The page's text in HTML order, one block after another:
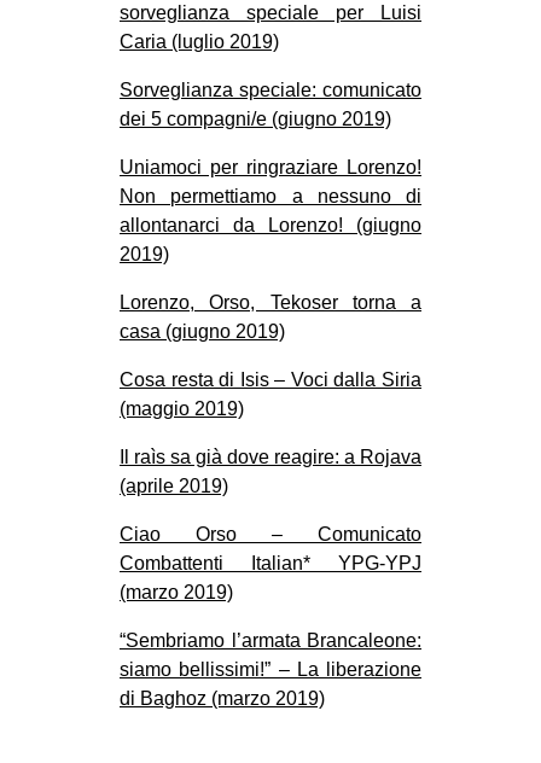
sorveglianza speciale per Luisi
Caria (luglio 2019)
Sorveglianza speciale: comunicato
dei 5 compagni/e (giugno 2019)
Uniamoci per ringraziare Lorenzo!
Non permettiamo a nessuno di
allontanarci da Lorenzo! (giugno
2019)
Lorenzo, Orso, Tekoser torna a
casa (giugno 2019)
Cosa resta di Isis – Voci dalla Siria
(maggio 2019)
Il raìs sa già dove reagire: a Rojava
(aprile 2019)
Ciao Orso – Comunicato
Combattenti Italian* YPG-YPJ
(marzo 2019)
“Sembriamo l’armata Brancaleone:
siamo bellissimi!” – La liberazione
di Baghoz (marzo 2019)